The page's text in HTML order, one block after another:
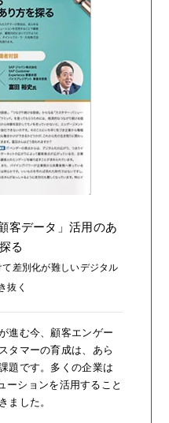
客データ」活用のあ
る
差別化が難しいデジタル
抜く
進む今、顧客エンゲー
タマーの育成は、あら
題です。多くの企業は
ーションを活用すること
ました。